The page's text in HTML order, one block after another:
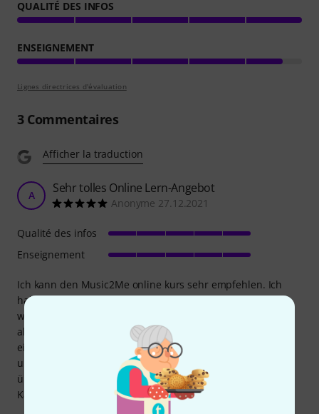
QUALITÉ DES INFOS
ENSEIGNEMENT
Lignes directrices d'évaluation
3Commentaires
Afficher la traduction
A Sehr tolles Online Lern-Angebot
Anonyme 27.12.2021
Ich kann den Music2Me online kurs sehr empfehlen. Ich
habe ihn zusammen mit einer E-Gitarre gekauft, um
während der Pandemie Gitarre zu lernen und ich bin
absolut begeistert. Man kann ganz selbstständig und im
eigenen Tempo lernen. Die Inhalte werden gut vermittelt
und alles verständlich erklärt. Die Online Platform ist
übersichtlich und gut zu bedienen. Absolute
Kaufempfehlung!
Qualité des infos
Enseignement